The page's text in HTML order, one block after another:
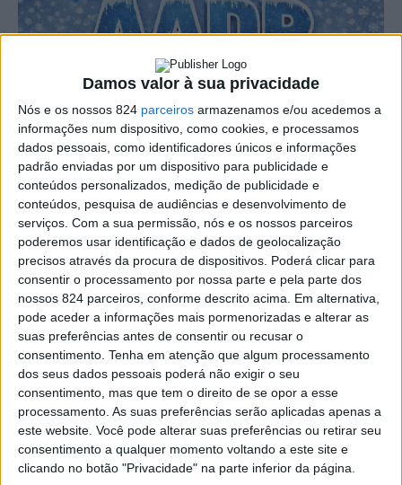
Damos valor à sua privacidade
Nós e os nossos 824 parceiros armazenamos e/ou acedemos a
informações num dispositivo, como cookies, e processamos
dados pessoais, como identificadores únicos e informações
padrão enviadas por um dispositivo para publicidade e
conteúdos personalizados, medição de publicidade e
conteúdos, pesquisa de audiências e desenvolvimento de
serviços. Com a sua permissão, nós e os nossos parceiros
poderemos usar identificação e dados de geolocalização
precisos através da procura de dispositivos. Poderá clicar para
consentir o processamento por nossa parte e pela parte dos
nossos 824 parceiros, conforme descrito acima. Em alternativa,
pode aceder a informações mais pormenorizadas e alterar as
suas preferências antes de consentir ou recusar o
consentimento. Tenha em atenção que algum processamento
dos seus dados pessoais poderá não exigir o seu
consentimento, mas que tem o direito de se opor a esse
processamento. As suas preferências serão aplicadas apenas a
este website. Você pode alterar suas preferências ou retirar seu
consentimento a qualquer momento voltando a este site e
clicando no botão "Privacidade" na parte inferior da página.
A Associação de Atletismo do Distrito de Portalegre
promove no próximo sábado, dia 21, no Estádio